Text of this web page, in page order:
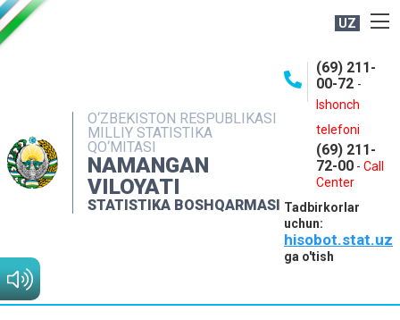
UZ
O‘ZBEKISTON RESPUBLIKASI
MILLIY STATISTIKA
QO‘MITASI
NAMANGAN
VILOYATI
STATISTIKA BOSHQARMASI
(69) 211-
00-72 -
Ishonch
telefoni
(69) 211-
72-00 - Call
Center
Tadbirkorlar
uchun:
hisobot.stat.uz
ga o'tish
NASHRLAR
INTERAKTIV XIZMATLAR
MATBUOT XIZMATI
MUROJAATLAR